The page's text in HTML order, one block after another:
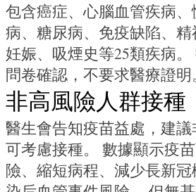
包含癌症、心腦血管疾病
病、糖尿病、免疫缺陷、精
妊娠、吸煙史等25類疾病
問卷確認，不要求醫療證明
非高風險人群接種
醫生會告知疫苗益處，建
可考慮接種。 數據顯示疫
險、縮短病程、減少長新